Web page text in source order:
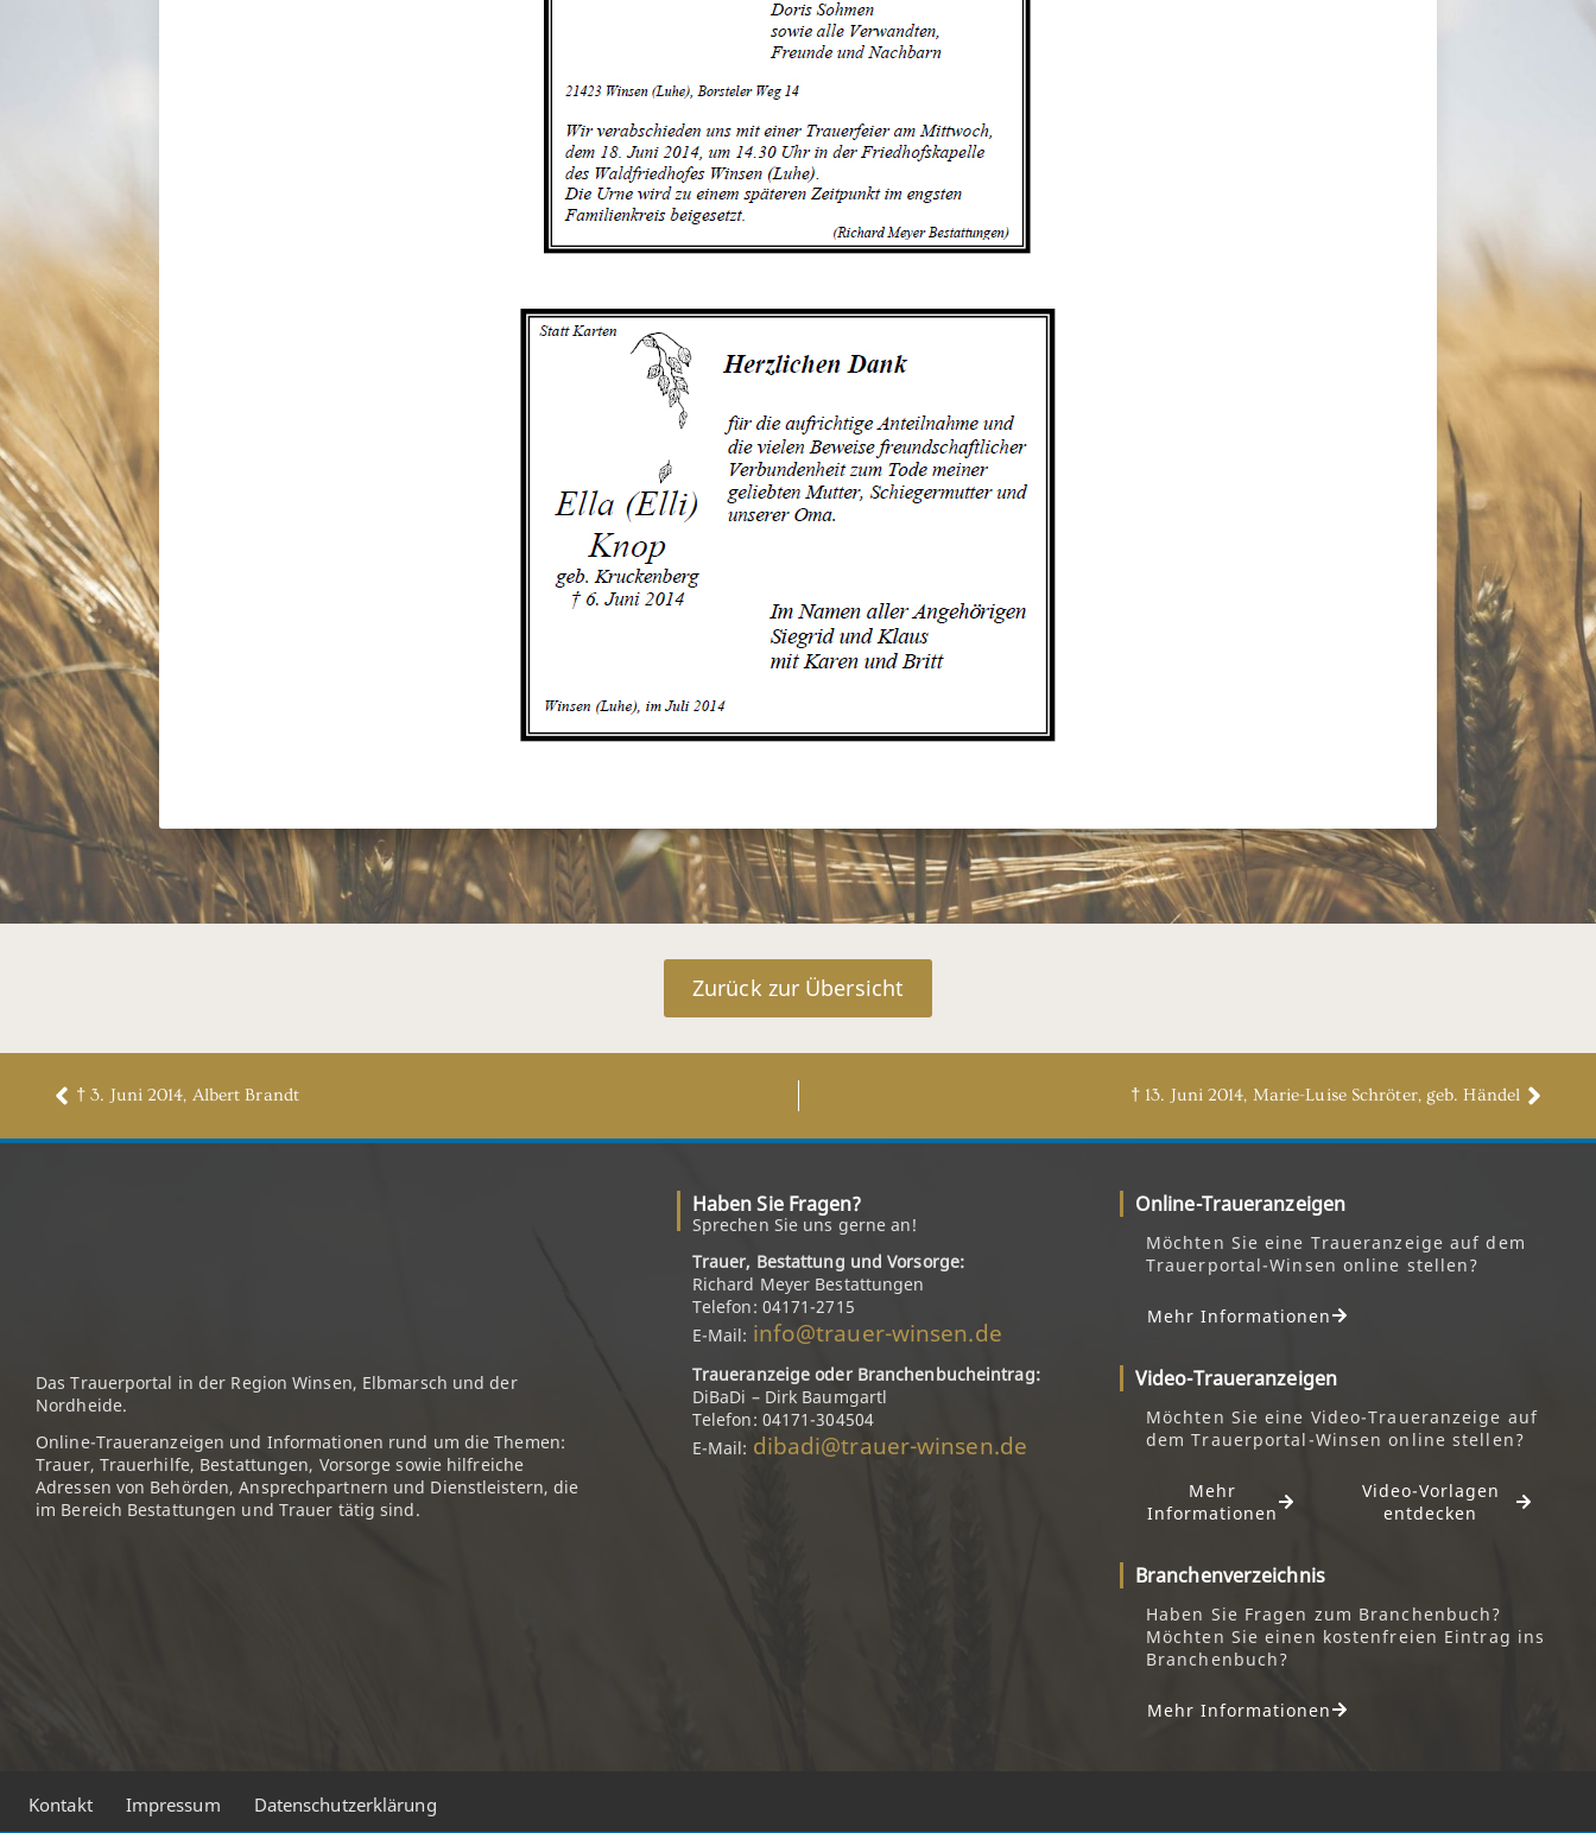
Zurück zur Übersicht
† 3. Juni 2014, Albert Brandt † 13. Juni 2014, Marie-Luise Schröter, geb. Händel
Das Trauerportal in der Region Winsen, Elbmarsch und der
Nordheide.
Online-Traueranzeigen und Informationen rund um die Themen:
Trauer, Trauerhilfe, Bestattungen, Vorsorge sowie hilfreiche
Adressen von Behörden, Ansprechpartnern und Dienstleistern, die
im Bereich Bestattungen und Trauer tätig sind.
Haben Sie Fragen?
Sprechen Sie uns gerne an!
Trauer, Bestattung und Vorsorge:
Richard Meyer Bestattungen
Telefon: 04171-2715
E-Mail: info@trauer-winsen.de
Traueranzeige oder Branchenbucheintrag:
DiBaDi – Dirk Baumgartl
Telefon: 04171-304504
E-Mail: dibadi@trauer-winsen.de
Online-Traueranzeigen
Möchten Sie eine Traueranzeige auf dem
Trauerportal-Winsen online stellen?
Mehr Informationen
Video-Traueranzeigen
Möchten Sie eine Video-Traueranzeige auf
dem Trauerportal-Winsen online stellen?
Mehr
Informationen
Video-Vorlagen
entdecken
Branchenverzeichnis
Haben Sie Fragen zum Branchenbuch?
Möchten Sie einen kostenfreien Eintrag ins
Branchenbuch?
Mehr Informationen
Kontakt Impressum Datenschutzerklärung